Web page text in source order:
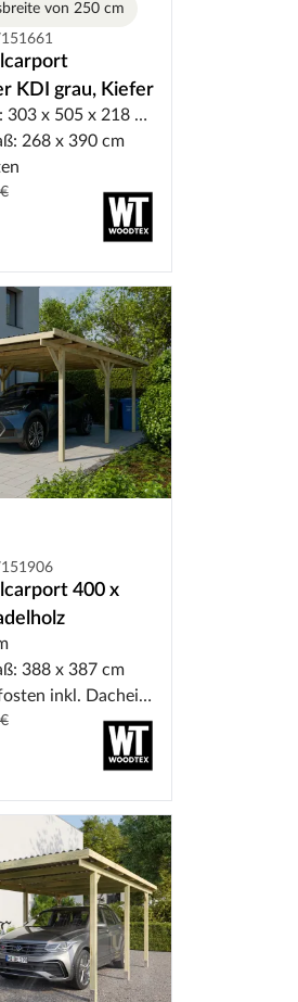
von 250 cm
KDI grau, Kiefer
x 505 x 218 cm
268 x 390 cm
400 x
388 x 387 cm
inkl. Dacheindeckung